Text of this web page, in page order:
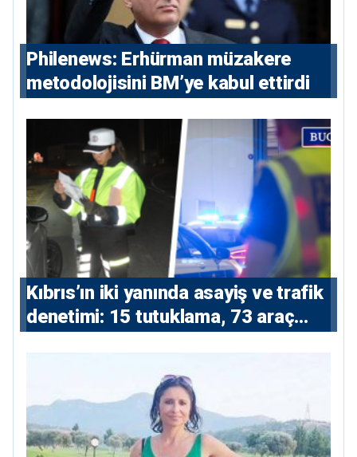
Philenews: Erhürman müzakere
metodolojisini BM’ye kabul ettirdi
Kıbrıs’ın iki yanında asayiş ve trafik
denetimi: 15 tutuklama, 73 araç